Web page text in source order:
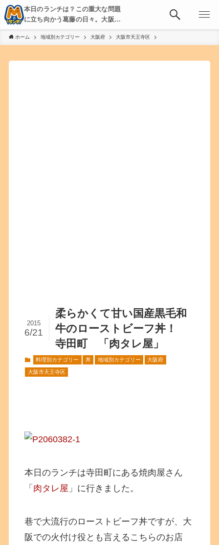
本日のランチは？この重大な問題
に立ち向かう葛藤の日々。大阪・
京都・神戸を中心とした食べ歩
き、飲み歩きを綴る。
ホーム 地域別カテゴリー 大阪府 大阪市天王寺区
柔らかくて甘い国産黒毛和
牛のローストビーフ丼！
寺田町 「肉タレ屋」
2015
6/21
料理別カテゴリー 丼 地域別カテゴリー 大阪府
大阪市天王寺区
本日のランチは寺田町にある焼肉屋さん
「 肉タレ屋 」に行きました。
巷で大流行のローストビーフ丼ですが、大
阪での火付け役とも言えるこちらのお店